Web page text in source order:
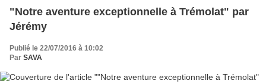
"Notre aventure exceptionnelle à Trémolat" par
Jérémy
Publié le 22/07/2016 à 10:02
Par SAVA